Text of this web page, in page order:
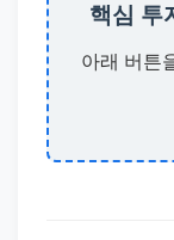
핵심 투
아래 버튼